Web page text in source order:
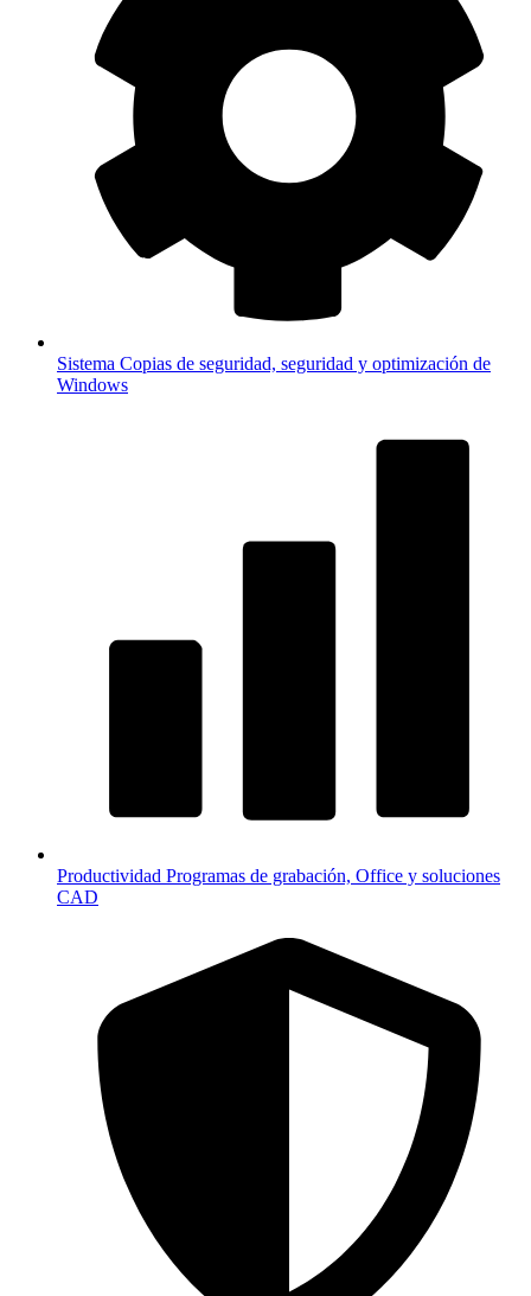
Sistema Copias de seguridad, seguridad y optimización de
Windows
Productividad Programas de grabación, Office y soluciones
CAD